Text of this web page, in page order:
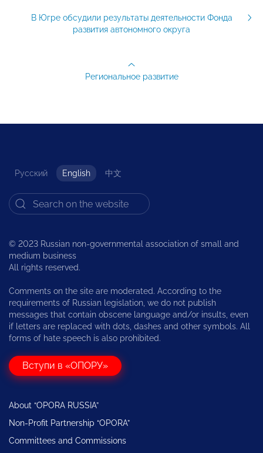
В Югре обсудили результаты деятельности Фонда
развития автономного округа
Региональное развитие
Русский English 中文
© 2023 Russian non-governmental association of small and
medium business
All rights reserved.
Comments on the site are moderated. According to the
requirements of Russian legislation, we do not publish
messages that contain obscene language and/or insults, even
if letters are replaced with dots, dashes and other symbols. All
forms of hate speech is also prohibited.
Вступи в «ОПОРУ»
About “OPORA RUSSIA”
Non-Profit Partnership “OPORA”
Committees and Commissions